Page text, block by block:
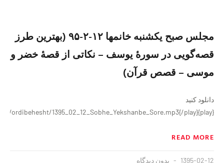
مجلس صبح یکشنبه خانمها ١٢-٢-٩۵ (بهترین طرز
قصه‌گویی در سورهٔ یوسف – نکاتی از قصهٔ خضر و
موسی – قصص قرآن)
دانلود کنید
{play}www.majzooban.net/images/bayanat_soti/ordibehesht/1395_02_12_Sobhe_Yekshanbe_Sore.mp3{/play}
READ MORE
1395-02-12 بدون دیدگاه